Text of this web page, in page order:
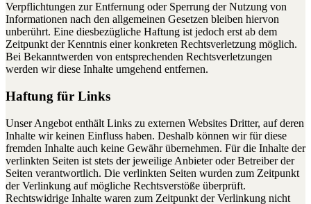
Verpflichtungen zur Entfernung oder Sperrung der Nutzung von
Informationen nach den allgemeinen Gesetzen bleiben hiervon
unberührt. Eine diesbezügliche Haftung ist jedoch erst ab dem
Zeitpunkt der Kenntnis einer konkreten Rechtsverletzung möglich.
Bei Bekanntwerden von entsprechenden Rechtsverletzungen
werden wir diese Inhalte umgehend entfernen.
Haftung für Links
Unser Angebot enthält Links zu externen Websites Dritter, auf deren
Inhalte wir keinen Einfluss haben. Deshalb können wir für diese
fremden Inhalte auch keine Gewähr übernehmen. Für die Inhalte der
verlinkten Seiten ist stets der jeweilige Anbieter oder Betreiber der
Seiten verantwortlich. Die verlinkten Seiten wurden zum Zeitpunkt
der Verlinkung auf mögliche Rechtsverstöße überprüft.
Rechtswidrige Inhalte waren zum Zeitpunkt der Verlinkung nicht